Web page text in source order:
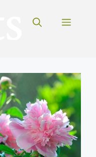
Меню